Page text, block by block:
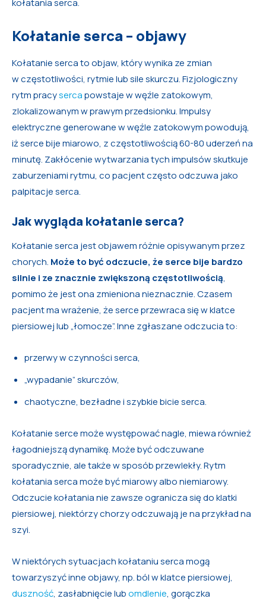
Kołatanie serca – objawy
Kołatanie serca to objaw, który wynika ze zmian
w częstotliwości, rytmie lub sile skurczu. Fizjologiczny
rytm pracysercapowstaje w węźle zatokowym,
zlokalizowanym w prawym przedsionku. Impulsy
elektryczne generowane w węźle zatokowym powodują,
iż serce bije miarowo, z częstotliwością 60-80 uderzeń na
minutę. Zakłócenie wytwarzania tych impulsów skutkuje
zaburzeniami rytmu, co pacjent często odczuwa jako
palpitacje serca.
Jak wygląda kołatanie serca?
Kołatanie serca jest objawem różnie opisywanym przez
chorych. Może to być odczucie, że serce bije bardzo
silnie i ze znacznie zwiększoną częstotliwością,
pomimo że jest ona zmieniona nieznacznie. Czasem
pacjent ma wrażenie, że serce przewraca się w klatce
piersiowej lub „łomocze”. Inne zgłaszane odczucia to:
przerwy w czynności serca,
„wypadanie” skurczów,
chaotyczne, bezładne i szybkie bicie serca.
Kołatanie serce może występować nagle, miewa również
łagodniejszą dynamikę. Może być odczuwane
sporadycznie, ale także w sposób przewlekły. Rytm
kołatania serca może być miarowy albo niemiarowy.
Odczucie kołatania nie zawsze ogranicza się do klatki
piersiowej, niektórzy chorzy odczuwają je na przykład na
szyi.
W niektórych sytuacjach kołataniu serca mogą
towarzyszyć inne objawy, np. ból w klatce piersiowej,
duszność, zasłabnięcie lubomdlenie, gorączka